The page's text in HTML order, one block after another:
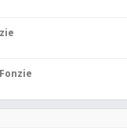
Fonzie